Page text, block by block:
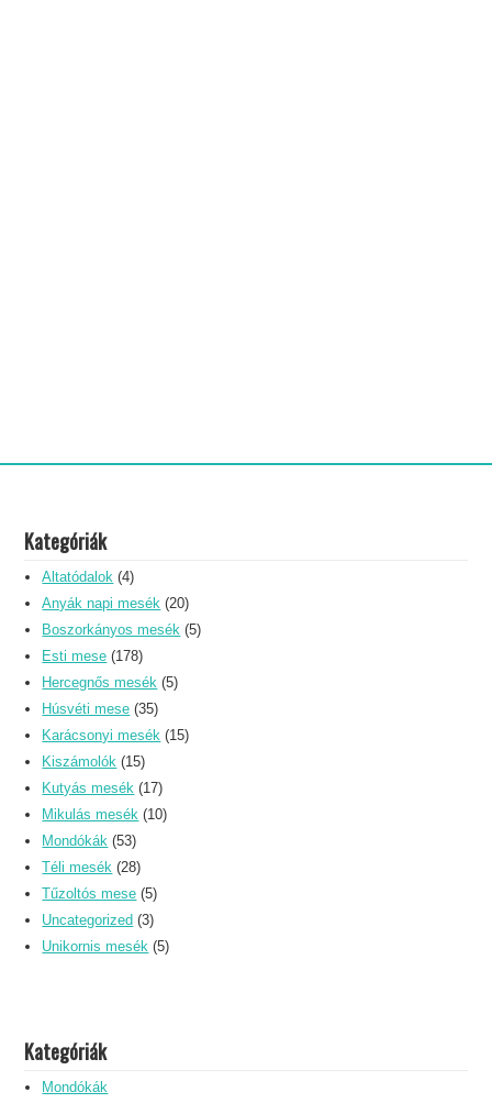
Kategóriák
Altatódalok (4)
Anyák napi mesék (20)
Boszorkányos mesék (5)
Esti mese (178)
Hercegnős mesék (5)
Húsvéti mese (35)
Karácsonyi mesék (15)
Kiszámolók (15)
Kutyás mesék (17)
Mikulás mesék (10)
Mondókák (53)
Téli mesék (28)
Tűzoltós mese (5)
Uncategorized (3)
Unikornis mesék (5)
Kategóriák
Mondókák